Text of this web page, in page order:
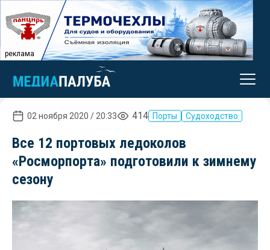
реклама
02 ноября 2020 / 20:33 414 Порты Судоходство
Все 12 портовых ледоколов
«Росморпорта» подготовили к зимнему
сезону